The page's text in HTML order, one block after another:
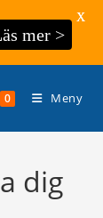
0 Meny
dig
mer >
X